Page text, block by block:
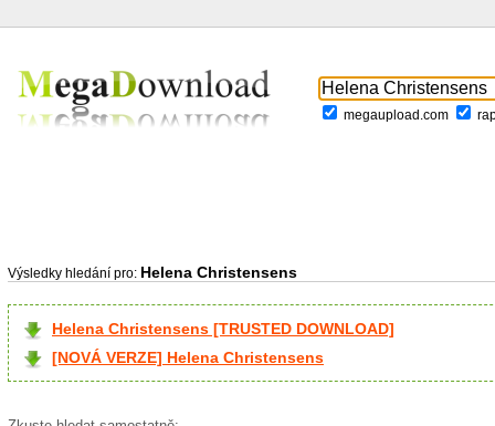
megaupload.com
Výsledky hledání pro: Helena Christensens
Helena Christensens [TRUSTED DOWNLOAD]
[NOVÁ VERZE] Helena Christensens